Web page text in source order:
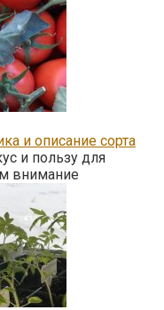
и описание сорта
и пользу для
внимание